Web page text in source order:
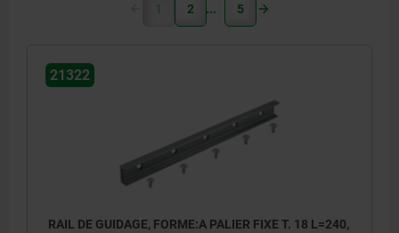
1 2 5
21322
RAIL DE GUIDAGE, FORME:A PALIER FIXE T. 18 L=240,